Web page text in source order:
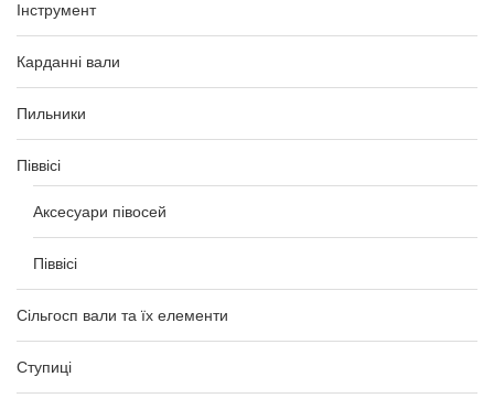
Інструмент
Карданні вали
Пильники
Піввісі
Аксесуари півосей
Піввісі
Сільгосп вали та їх елементи
Ступиці